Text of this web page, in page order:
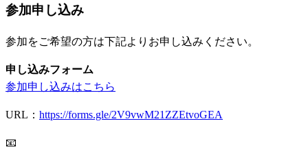
参加申し込み
参加をご希望の方は下記よりお申し込みください。
申し込みフォーム
参加申し込みはこちら
URL： https://forms.gle/2V9vwM21ZZEtvoGEA
📧